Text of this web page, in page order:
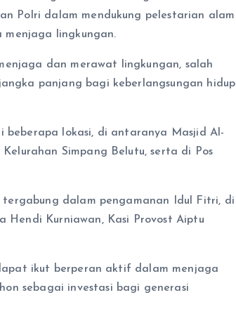
Polri dalam mendukung pelestarian alam
menjaga lingkungan.
dan merawat lingkungan, salah
panjang bagi keberlangsungan hidup
beberapa lokasi, di antaranya Masjid Al-
Simpang Belutu, serta di Pos
dalam pengamanan Idul Fitri, di
Hendi Kurniawan, Kasi Provost Aiptu
ikut berperan aktif dalam menjaga
sebagai investasi bagi generasi